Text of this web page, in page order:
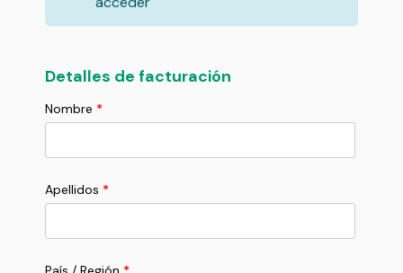
Detalles de facturación
Nombre *
Apellidos *